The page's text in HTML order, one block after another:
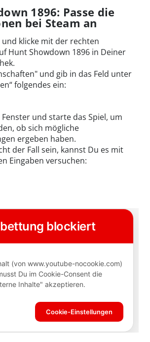
1896: Passe die
bei Steam an
und klicke mit der rechten
Hunt Showdown 1896 in Deiner
und gib in das Feld unter
folgendes ein:
Fenster und starte das Spiel, um
ob sich mögliche
ergeben haben.
der Fall sein, kannst Du es mit
Eingaben versuchen: